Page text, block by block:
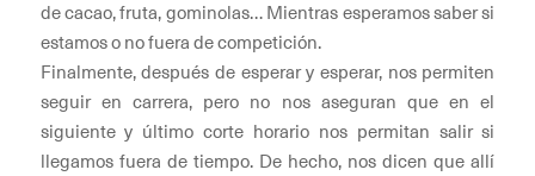
de cacao, fruta, gominolas… Mientras esperamos saber si
estamos o no fuera de competición.
Finalmente, después de esperar y esperar, nos permiten
seguir en carrera, pero no nos aseguran que en el
siguiente y último corte horario nos permitan salir si
llegamos fuera de tiempo. De hecho, nos dicen que allí